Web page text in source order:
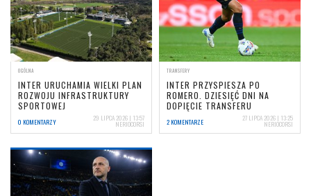
OGÓLNA
INTER URUCHAMIA WIELKI PLAN
ROZWOJU INFRASTRUKTURY
SPORTOWEJ
0 KOMENTARZY 29 LIPCA 2026 | 13:57
NERIOCORSI
TRANSFERY
INTER PRZYSPIESZA PO
ROMERO. DZIESIĘĆ DNI NA
DOPIĘCIE TRANSFERU
2 KOMENTARZE 27 LIPCA 2026 | 13:25
NERIOCORSI